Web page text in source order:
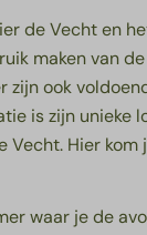
de Vecht en
maken van
zijn ook
is zijn unieke
Vecht. Hier kom
waar je de